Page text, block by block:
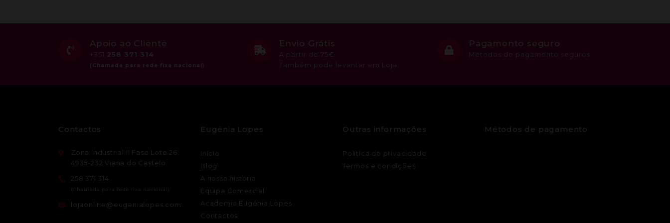
Apoio ao Cliente
+351 258 371 314
Envio Grátis
A partir de 75€
Também pode levantar em Loja
Pagamento seguro
Métodos de pagamento seguros
Contactos
Zona Industrial II Fase Lote 26,
4935-232 Viana do Castelo
258 371 314
lojaonline@eugenialopes.com
Eugénia Lopes
Início
Blog
A nossa história
Equipa Comercial
Academia Eugénia Lopes
Contactos
Outras informações
Política de privacidade
Termos e condições
Métodos de pagamento